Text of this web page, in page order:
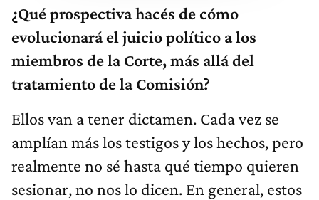
¿Qué prospectiva hacés de cómo
evolucionará el juicio político a los
miembros de la Corte, más allá del
tratamiento de la Comisión?
Ellos van a tener dictamen. Cada vez se
amplían más los testigos y los hechos, pero
realmente no sé hasta qué tiempo quieren
sesionar, no nos lo dicen. En general, estos